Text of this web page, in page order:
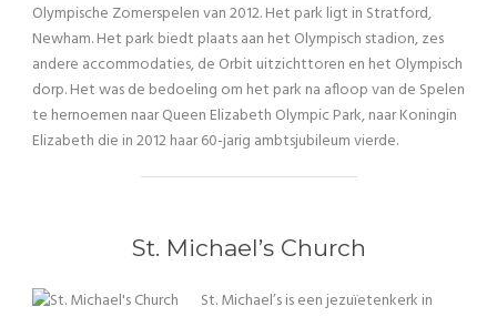
Olympische Zomerspelen van 2012. Het park ligt in Stratford,
Newham. Het park biedt plaats aan het Olympisch stadion, zes
andere accommodaties, de Orbit uitzichttoren en het Olympisch
dorp. Het was de bedoeling om het park na afloop van de Spelen
te hernoemen naar Queen Elizabeth Olympic Park, naar Koningin
Elizabeth die in 2012 haar 60-jarig ambtsjubileum vierde.
St. Michael’s Church
St. Michael’s is een jezuïetenkerk in